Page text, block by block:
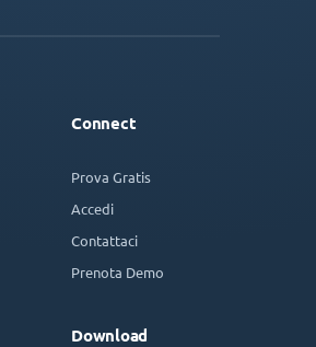
Connect
Prova Gratis
Accedi
Contattaci
Prenota Demo
Download